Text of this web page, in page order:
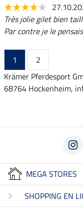
Très jolie gilet bien
Par contre je le
1
2
Krämer Pferdesport
68764 Hockenheim,
MEGA STORES
SHOPPING EN